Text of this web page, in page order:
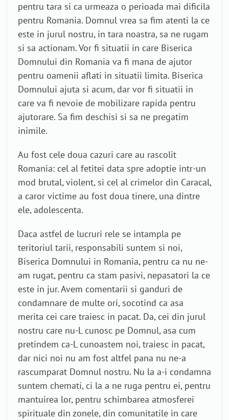
pentru tara si ca urmeaza o perioada mai dificila
pentru Romania. Domnul vrea sa fim atenti la ce
este in jurul nostru, in tara noastra, sa ne rugam
si sa actionam. Vor fi situatii in care Biserica
Domnului din Romania va fi mana de ajutor
pentru oamenii aflati in situatii limita. Biserica
Domnului ajuta si acum, dar vor fi situatii in
care va fi nevoie de mobilizare rapida pentru
ajutorare. Sa fim deschisi si sa ne pregatim
inimile.
Au fost cele doua cazuri care au rascolit
Romania: cel al fetitei data spre adoptie intr-un
mod brutal, violent, si cel al crimelor din Caracal,
a caror victime au fost doua tinere, una dintre
ele, adolescenta.
Daca astfel de lucruri rele se intampla pe
teritoriul tarii, responsabili suntem si noi,
Biserica Domnului in Romania, pentru ca nu ne-
am rugat, pentru ca stam pasivi, nepasatori la ce
este in jur. Avem comentarii si ganduri de
condamnare de multe ori, socotind ca asa
merita cei care traiesc in pacat. Da, cei din jurul
nostru care nu-L cunosc pe Domnul, asa cum
pretindem ca-L cunoastem noi, traiesc in pacat,
dar nici noi nu am fost altfel pana nu ne-a
rascumparat Domnul nostru. Nu la a-i condamna
suntem chemati, ci la a ne ruga pentru ei, pentru
mantuirea lor, pentru schimbarea atmosferei
spirituale din zonele, din comunitatile in care